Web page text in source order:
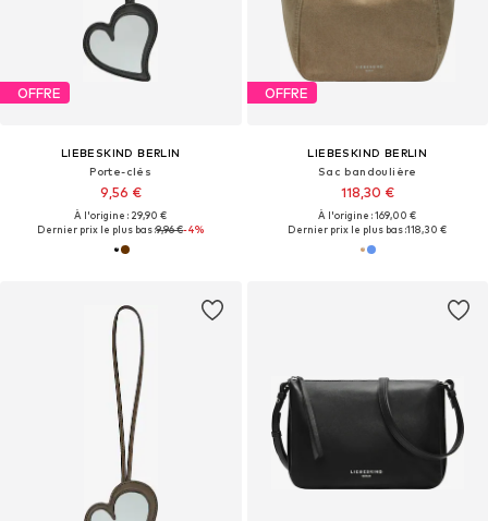
OFFRE
LIEBESKIND BERLIN
Porte-clés
9,56 €
À l'origine : 29,90 €
Dernier prix le plus bas :9,96 €-4%
OFFRE
LIEBESKIND BERLIN
Sac bandoulière
118,30 €
À l'origine : 169,00 €
Dernier prix le plus bas :118,30 €